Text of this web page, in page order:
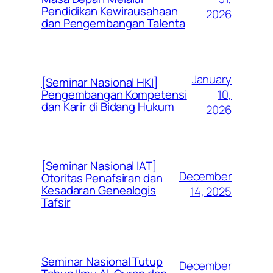
Pendidikan Kewirausahaan
dan Pengembangan Talenta
2026
[Seminar Nasional HKI]
Pengembangan Kompetensi
dan Karir di Bidang Hukum
January
10,
2026
[Seminar Nasional IAT]
Otoritas Penafsiran dan
Kesadaran Genealogis
Tafsir
December
14, 2025
Seminar Nasional Tutup December